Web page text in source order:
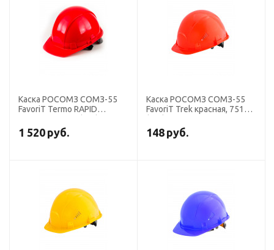
Каска РОСОМЗ СОМЗ-55
FavoriT Termo RAPID
1 520 руб.
Каска РОСОМЗ СОМЗ-55
FavoriT Trek красная, 75116
148 руб.